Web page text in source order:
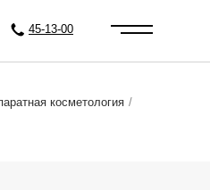
45-13-00
косметология /